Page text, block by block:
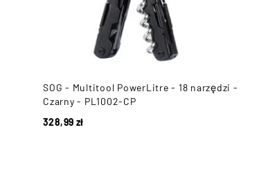
SOG - Multitool PowerLitre - 18 narzędzi -
Czarny - PL1002-CP
328,99 zł